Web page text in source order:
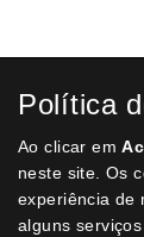
Suporte plástico
Suporte plástico
€ 24,99
COMPRAR
Política
Ao clicar em
neste site. Os
experiência de
alguns